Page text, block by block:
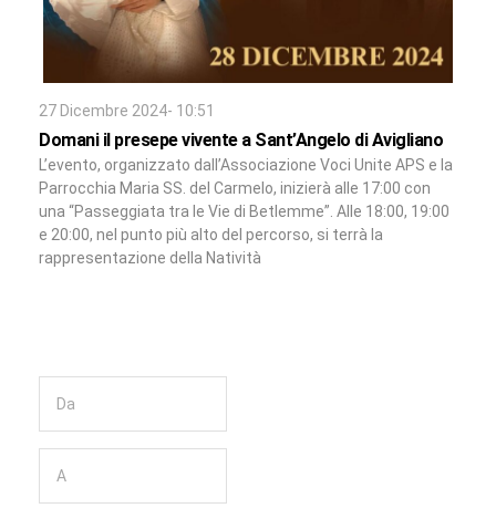
27 Dicembre 2024- 10:51
Domani il presepe vivente a Sant’Angelo di Avigliano
L’evento, organizzato dall’Associazione Voci Unite APS e la
Parrocchia Maria SS. del Carmelo, inizierà alle 17:00 con
una “Passeggiata tra le Vie di Betlemme”. Alle 18:00, 19:00
e 20:00, nel punto più alto del percorso, si terrà la
rappresentazione della Natività